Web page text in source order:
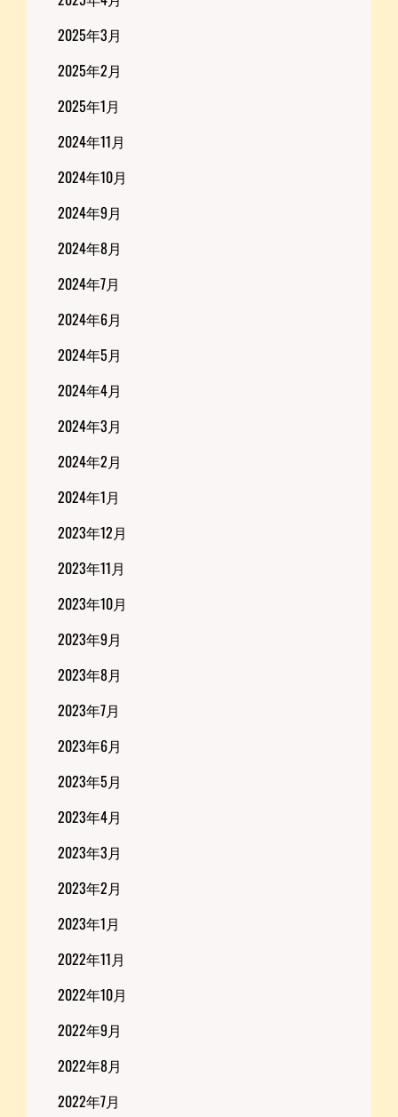
2025年3月
2025年2月
2025年1月
2024年11月
2024年10月
2024年9月
2024年8月
2024年7月
2024年6月
2024年5月
2024年4月
2024年3月
2024年2月
2024年1月
2023年12月
2023年11月
2023年10月
2023年9月
2023年8月
2023年7月
2023年6月
2023年5月
2023年4月
2023年3月
2023年2月
2023年1月
2022年11月
2022年10月
2022年9月
2022年8月
2022年7月